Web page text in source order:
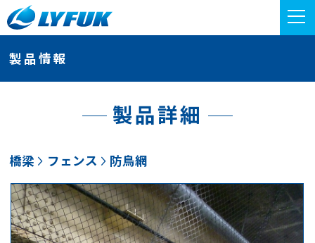
製品情報
製品詳細
橋梁 フェンス 防鳥網